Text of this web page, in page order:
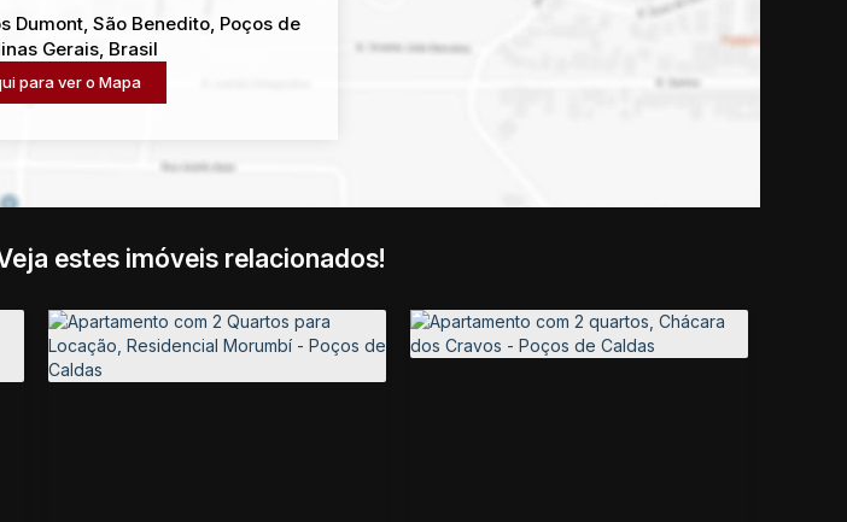
Dumont, São Benedito, Poços de
Gerais Brasil
para ver o Mapa
estes imóveis relacionados!